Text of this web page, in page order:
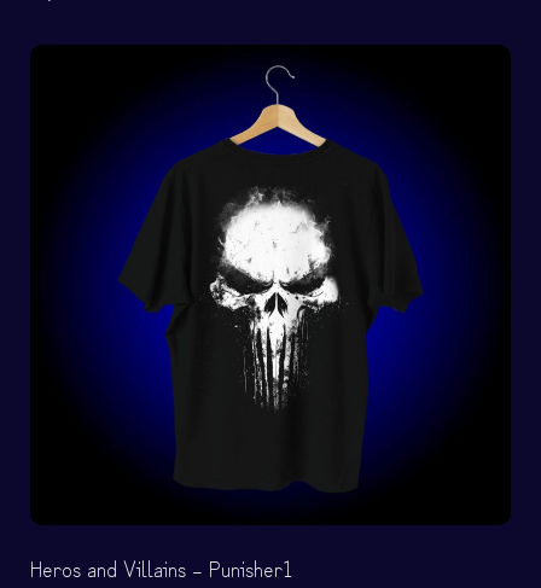
Heros and Villains – Punisher1